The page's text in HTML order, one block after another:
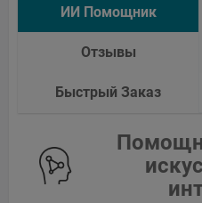
ИИ Помощник
Отзывы
Быстрый Заказ